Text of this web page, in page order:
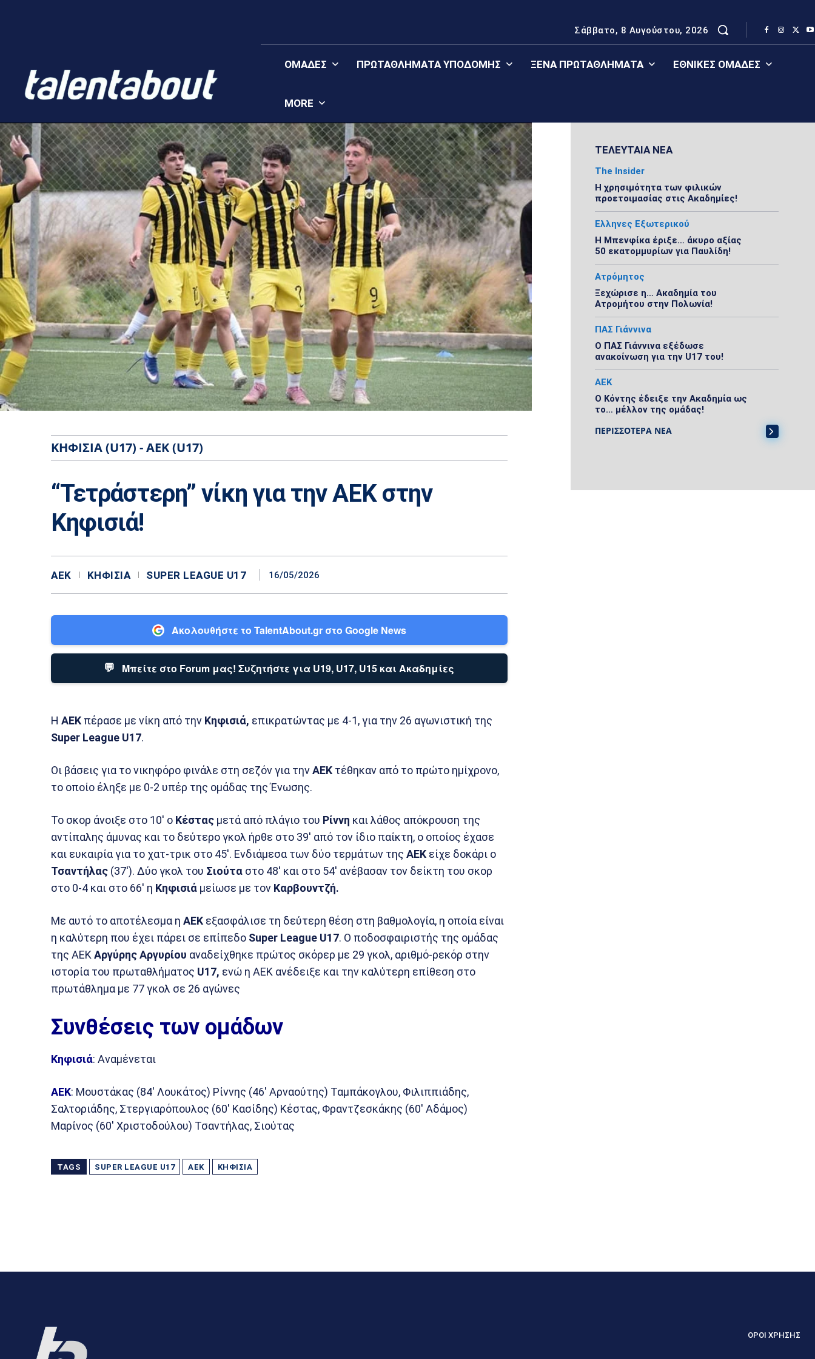
Σάββατο, 8 Αυγούστου, 2026
ΟΜΆΔΕΣ ΠΡΩΤΑΘΛΉΜΑΤΑ YΠΟΔΟΜΉΣ ΞΈΝΑ ΠΡΩΤΑΘΛΉΜΑΤΑ ΕΘΝΙΚΈΣ ΟΜΆΔΕΣ
MORE
ΚΗΦΙΣΙΆ (U17) - ΑΕΚ (U17)
“Τετράστερη” νίκη για την ΑΕΚ στην
Κηφισιά!
ΑΕΚ ΚΗΦΙΣΙΆ SUPER LEAGUE U17 16/05/2026
Ακολουθήστε το TalentAbout.gr στο Google News
💬 Μπείτε στο Forum μας! Συζητήστε για U19, U17, U15 και Ακαδημίες
Η ΑΕΚ πέρασε με νίκη από την Κηφισιά, επικρατώντας με 4-1, για την 26 αγωνιστική της
Super League U17.
Οι βάσεις για το νικηφόρο φινάλε στη σεζόν για τηνΑΕΚ τέθηκαν από το πρώτο ημίχρονο,
το οποίο έληξε με 0-2 υπέρ της ομάδας της Ένωσης.
Το σκορ άνοιξε στο 10′ ο Κέστας μετά από πλάγιο του Ρίννη και λάθος απόκρουση της
αντίπαλης άμυνας και το δεύτερο γκολ ήρθε στο 39′ από τον ίδιο παίκτη, ο οποίος έχασε
και ευκαιρία για το χατ-τρικ στο 45′. Ενδιάμεσα των δύο τερμάτων της ΑΕΚ είχε δοκάρι ο
Τσαντήλας (37′). Δύο γκολ του Σιούτα στο 48′ και στο 54′ ανέβασαν τον δείκτη του σκορ
στο 0-4 και στο 66′ η Κηφισιά μείωσε με τον Καρβουντζή.
Με αυτό το αποτέλεσμα η ΑΕΚ εξασφάλισε τη δεύτερη θέση στη βαθμολογία, η οποία είναι
η καλύτερη που έχει πάρει σε επίπεδο Super League U17. Ο ποδοσφαιριστής της ομάδας
της ΑΕΚ Αργύρης Αργυρίου αναδείχθηκε πρώτος σκόρερ με 29 γκολ, αριθμό-ρεκόρ στην
ιστορία του πρωταθλήματος U17, ενώ η ΑΕΚ ανέδειξε και την καλύτερη επίθεση στο
πρωτάθλημα με 77 γκολ σε 26 αγώνες
Συνθέσεις των ομάδων
Κηφισιά: Αναμένεται
ΑΕΚ: Μουστάκας (84′ Λουκάτος) Ρίννης (46′ Αρναούτης) Ταμπάκογλου, Φιλιππιάδης,
Σαλτοριάδης, Στεργιαρόπουλος (60′ Κασίδης) Κέστας, Φραντζεσκάκης (60′ Αδάμος)
Μαρίνος (60′ Χριστοδούλου) Τσαντήλας, Σιούτας
TAGS SUPER LEAGUE U17 ΑΕΚ ΚΗΦΙΣΙΆ
ΤΕΛΕΥΤΑΙΑ ΝΕΑ
The Insider
Η χρησιμότητα των φιλικών
προετοιμασίας στις Ακαδημίες!
Ελληνες Εξωτερικού
Η Μπενφίκα έριξε… άκυρο αξίας
50 εκατομμυρίων για Παυλίδη!
Ατρόμητος
Ξεχώρισε η… Ακαδημία του
Ατρομήτου στην Πολωνία!
ΠΑΣ Γιάννινα
Ο ΠΑΣ Γιάννινα εξέδωσε
ανακοίνωση για την U17 του!
ΑΕΚ
Ο Κόντης έδειξε την Ακαδημία ως
το… μέλλον της ομάδας!
ΠΕΡΙΣΣΟΤΕΡΑ ΝΕΑ
ΟΡΟΙ ΧΡΗΣΗΣ